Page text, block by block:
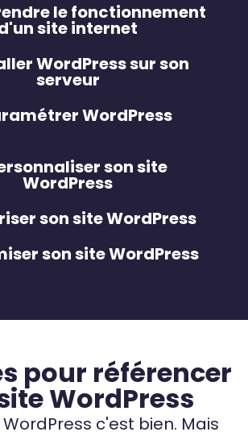
le fonctionnement
site internet
WordPress sur son
serveur
WordPress
son site
WordPress
son site WordPress
son site WordPress
pour référencer
WordPress
c'est bien. Mais